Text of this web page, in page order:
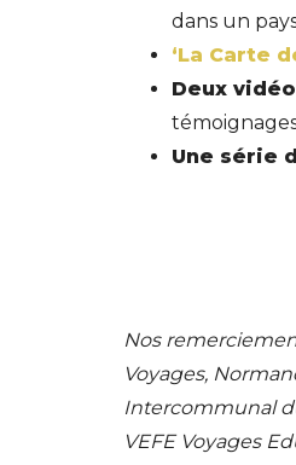
dans un
‘La Carte
Deux
Une série
Nos
Voyages,
Intercommunal
VEFE Voyages